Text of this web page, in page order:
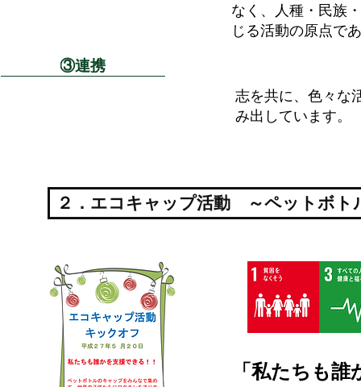
なく、人種・民族
じる活動の原点
③連携
志を共に、色々な
み出しています。
２．エコキャップ活動 ～ペットボト
「私たちも